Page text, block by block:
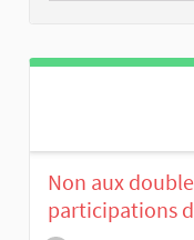
Non aux
participations